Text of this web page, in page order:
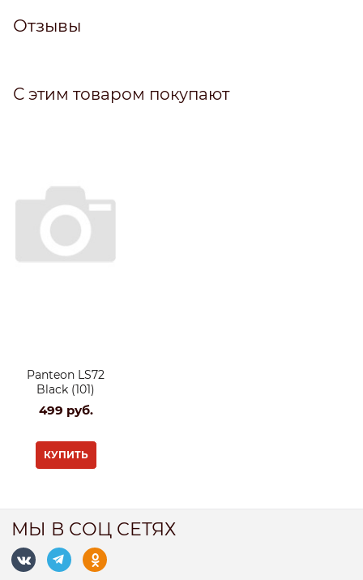
Отзывы
С этим товаром покупают
Panteon LS72
Black (101)
499 руб.
КУПИТЬ
МЫ В СОЦ СЕТЯХ